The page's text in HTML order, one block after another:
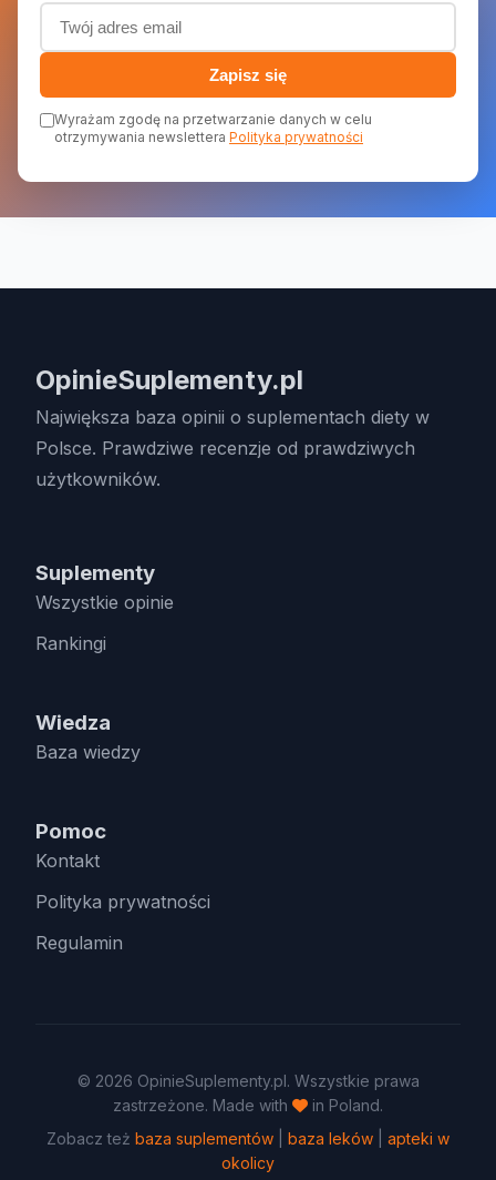
Adres email (wymagany)
Zapisz się
Wyrażam zgodę na przetwarzanie danych w celu
otrzymywania newslettera Polityka prywatności
OpinieSuplementy.pl
Największa baza opinii o suplementach diety w
Polsce. Prawdziwe recenzje od prawdziwych
użytkowników.
Suplementy
Wszystkie opinie
Rankingi
Wiedza
Baza wiedzy
Pomoc
Kontakt
Polityka prywatności
Regulamin
© 2026 OpinieSuplementy.pl. Wszystkie prawa
zastrzeżone. Made with
in Poland.
Zobacz też baza suplementów baza leków
apteki w
okolicy